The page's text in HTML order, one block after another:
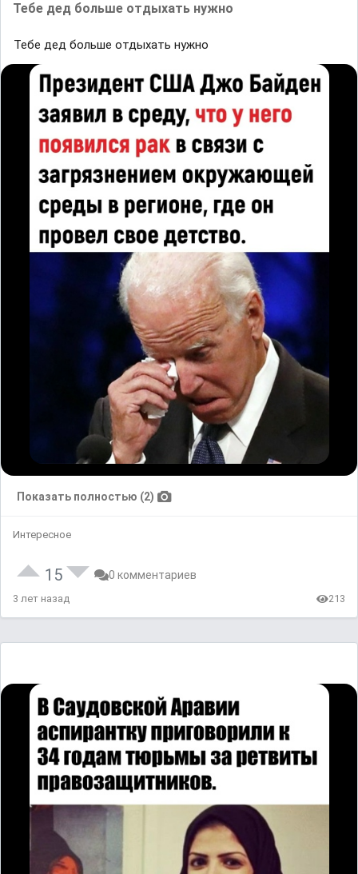
Тебе дед больше отдыхать нужно
Тебе дед больше отдыхать нужно
Показать полностью (2)
Интересное
15 0 комментариев
3 лет назад 213